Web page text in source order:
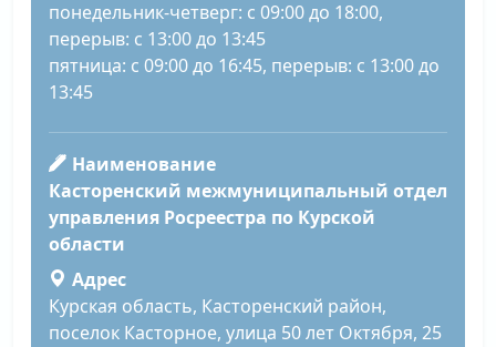
понедельник-четверг: с 09:00 до 18:00,
перерыв: с 13:00 до 13:45
пятница: с 09:00 до 16:45, перерыв: с 13:00 до
13:45
Наименование
Касторенский межмуниципальный отдел
управления Росреестра по Курской
области
Адрес
Курская область, Касторенский район,
поселок Касторное, улица 50 лет Октября, 25